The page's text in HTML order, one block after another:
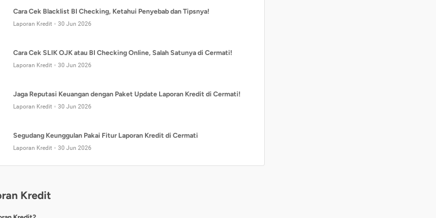
Cara Cek Blacklist BI Checking, Ketahui Penyebab dan Tipsnya!
Laporan Kredit 30 Jun 2026
Cara Cek SLIK OJK atau BI Checking Online, Salah Satunya di Cermati!
Laporan Kredit 30 Jun 2026
Jaga Reputasi Keuangan dengan Paket Update Laporan Kredit di Cermati!
Laporan Kredit 30 Jun 2026
Segudang Keunggulan Pakai Fitur Laporan Kredit di Cermati
Laporan Kredit 30 Jun 2026
Kredit